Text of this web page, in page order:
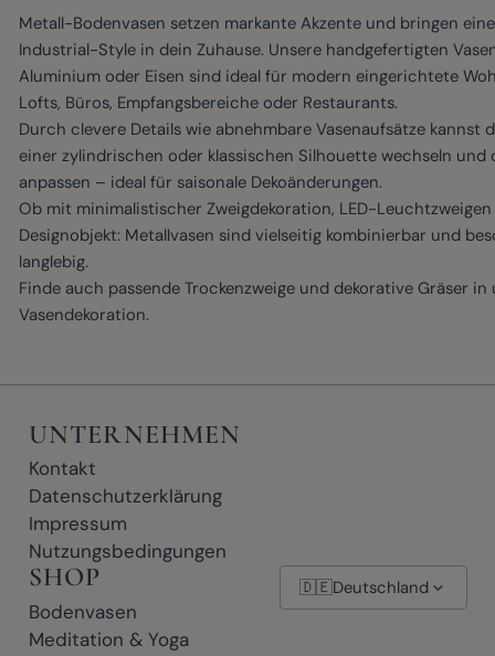
Metall-Bodenvasen setzen markante Akzente und bringen
Industrial-Style in dein Zuhause. Unsere handgefertigten
Aluminium oder Eisen sind ideal für modern eingerichtete
Lofts, Büros, Empfangsbereiche oder Restaurants.
Durch clevere Details wie abnehmbare Vasenaufsätze kannst
einer zylindrischen oder klassischen Silhouette wechseln und
anpassen – ideal für saisonale Dekoänderungen.
Ob mit minimalistischer Zweigdekoration, LED-
Designobjekt: Metallvasen sind vielseitig kombinierbar und
langlebig.
Finde auch passende Trockenzweige und dekorative Gräser in
Vasendekoration.
UNTERNEHMEN
Kontakt
Datenschutzerklärung
Impressum
Nutzungsbedingungen
SHOP
Bodenvasen
Meditation & Yoga
🇩🇪Deutschland